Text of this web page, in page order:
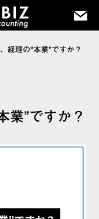
経理の“本業”ですか？
業”ですか？